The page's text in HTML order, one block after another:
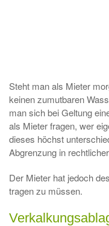
Steht man als Mieter
keinen zumutbaren
man sich bei Geltung
als Mieter fragen, wer
dieses höchst
Abgrenzung in
Der Mieter hat jedoch
tragen zu müssen.